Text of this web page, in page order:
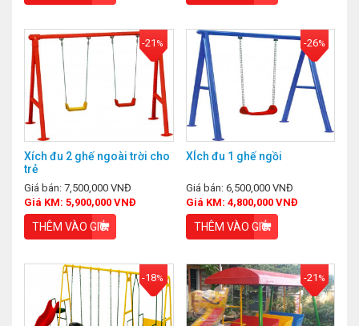
-21 %
Xích đu 2 ghế ngoài trời cho
trẻ
Giá bán: 7,500,000 VNĐ
Giá KM: 5,900,000 VNĐ
THÊM VÀO GIỎ
-26%
XÍch đu 1 ghế ngồi
Giá bán: 6,500,000 VNĐ
Giá KM: 4,800,000 VNĐ
THÊM VÀO GIỎ
-18% -21 %